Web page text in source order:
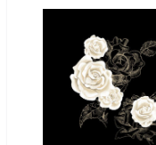
Twitter